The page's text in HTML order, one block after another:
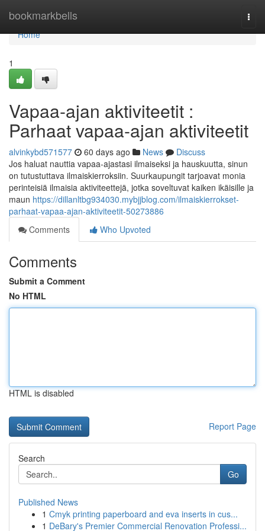
bookmarkbells
Home
Home
1
Vapaa-ajan aktiviteetit :
Parhaat vapaa-ajan aktiviteetit
alvinkybd571577 60 days ago News
Discuss
Jos haluat nauttia vapaa-ajastasi ilmaiseksi ja hauskuutta, sinun
on tutustuttava ilmaiskierroksiin. Suurkaupungit tarjoavat monia
perinteisiä ilmaisia aktiviteettejä, jotka soveltuvat kaiken ikäisille ja
maun https://dillanltbg934030.mybjjblog.com/ilmaiskierrokset-
parhaat-vapaa-ajan-aktiviteetit-50273886
Comments
Who Upvoted
Comments
Submit a Comment
No HTML
HTML is disabled
Report Page
Search
Go
Published News
1 Cmyk printing paperboard and eva inserts in cus...
1 DeBary's Premier Commercial Renovation Professi...